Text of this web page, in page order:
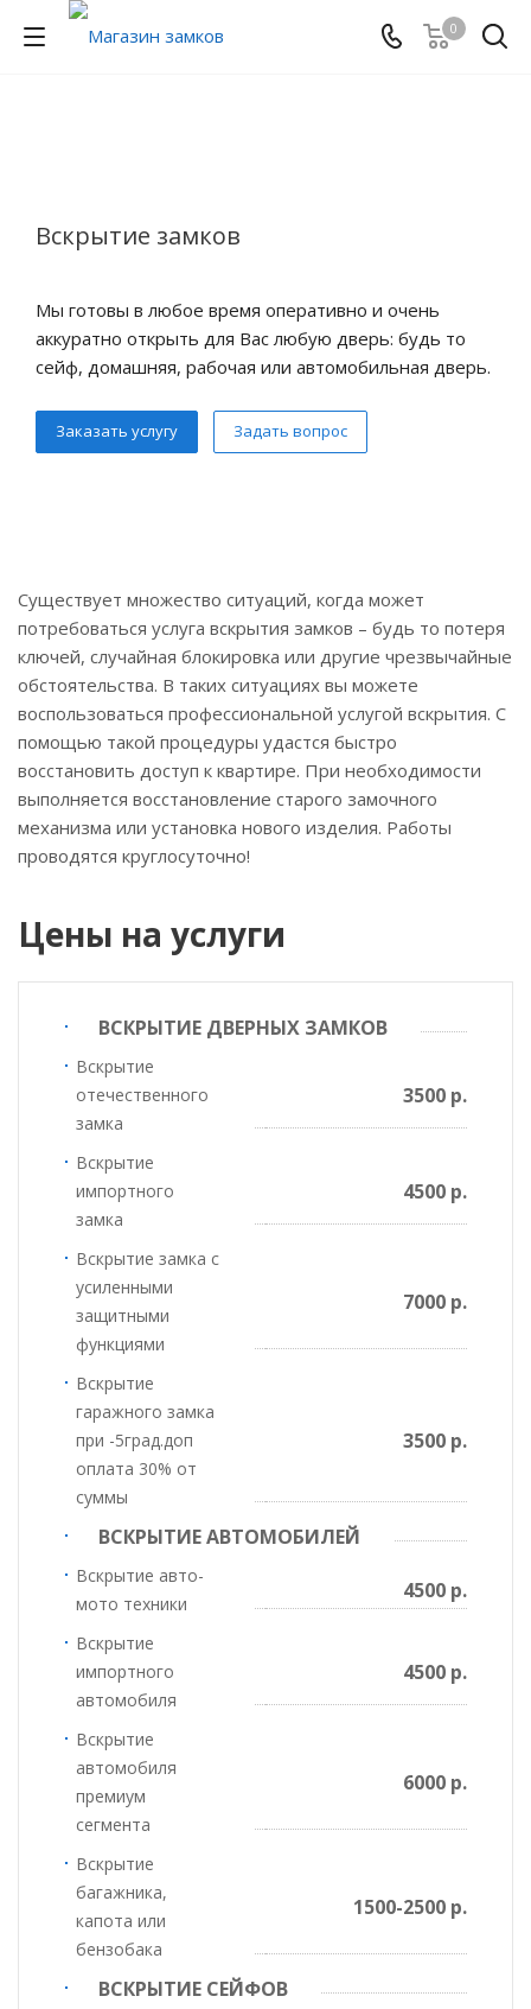
0
Вскрытие замков
Мы готовы в любое время оперативно и очень
аккуратно открыть для Вас любую дверь: будь то
сейф, домашняя, рабочая или автомобильная дверь.
Заказать услугу Задать вопрос
Существует множество ситуаций, когда может
потребоваться услуга вскрытия замков – будь то потеря
ключей, случайная блокировка или другие чрезвычайные
обстоятельства. В таких ситуациях вы можете
воспользоваться профессиональной услугой вскрытия. С
помощью такой процедуры удастся быстро
восстановить доступ к квартире. При необходимости
выполняется восстановление старого замочного
механизма или установка нового изделия. Работы
проводятся круглосуточно!
Цены на услуги
ВСКРЫТИЕ ДВЕРНЫХ ЗАМКОВ
Вскрытие
отечественного
замка
3500 р.
Вскрытие
импортного
замка
4500 р.
Вскрытие замка с
усиленными
защитными
функциями
7000 р.
Вскрытие
гаражного замка
при -5град.доп
оплата 30% от
суммы
3500 р.
ВСКРЫТИЕ АВТОМОБИЛЕЙ
Вскрытие авто-
мото техники
4500 р.
Вскрытие
импортного
автомобиля
4500 р.
Вскрытие
автомобиля
премиум
сегмента
6000 р.
Вскрытие
багажника,
капота или
бензобака
1500-2500 р.
ВСКРЫТИЕ СЕЙФОВ